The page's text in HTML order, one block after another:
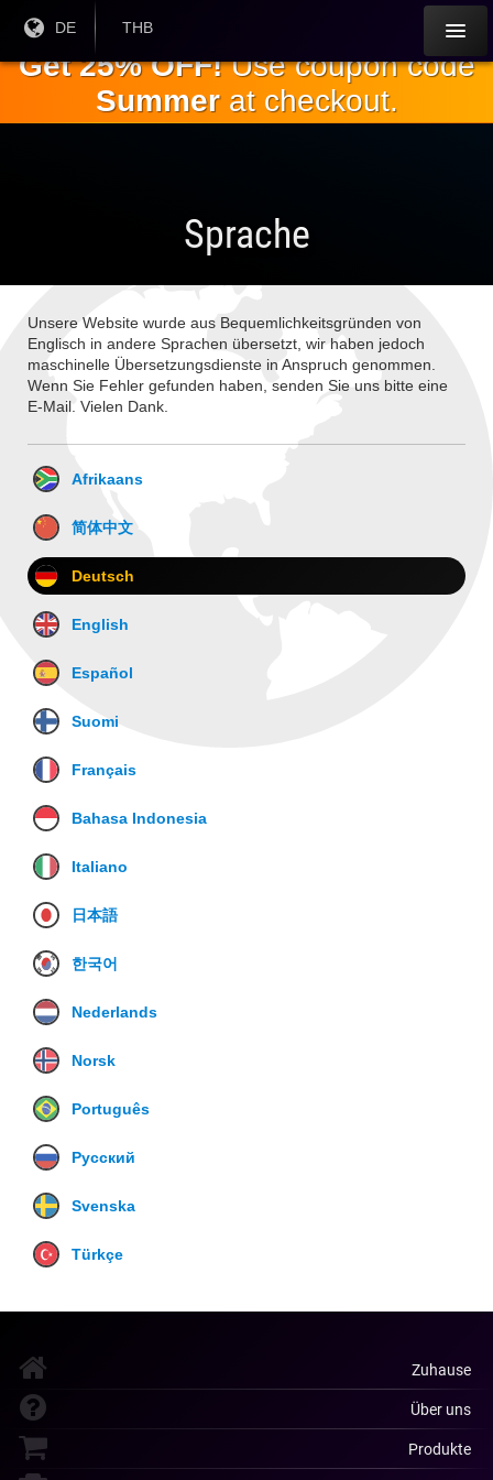
Hauptinhalt
Aktuelle
Sprache:
DE
Aktuelle
THB
Get 25% OFF!Use coupon code
Summerat checkout.
Sprache
Unsere Website wurde aus Bequemlichkeitsgründen von
Englisch in andere Sprachen übersetzt, wir haben jedoch
maschinelle Übersetzungsdienste in Anspruch genommen.
Wenn Sie Fehler gefunden haben, senden Sie uns bitte eine
E-Mail. Vielen Dank.
Afrikaans
简体中文
Deutsch
English
Español
Suomi
Français
Bahasa Indonesia
Italiano
日本語
한국어
Nederlands
Norsk
Português
Русский
Svenska
Türkçe
Zuhause
Über uns
Produkte